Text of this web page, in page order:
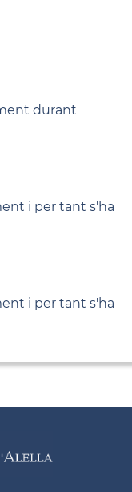
durant
i per tant s'ha
i per tant s'ha